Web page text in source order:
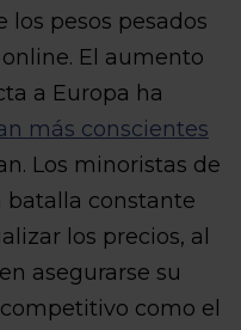
los pesos pesados
El aumento
a Europa ha
más conscientes
Los minoristas de
batalla constante
los precios, al
asegurarse su
como el